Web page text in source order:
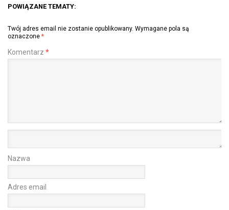
POWIĄZANE TEMATY:
Twój adres email nie zostanie opublikowany. Wymagane pola są
oznaczone *
Komentarz *
Nazwa
Adres email